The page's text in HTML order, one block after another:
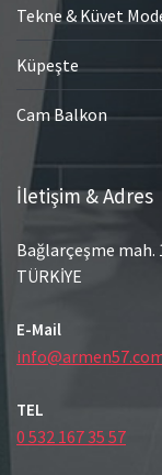
Tekne & Küvet
Küpeşte
Cam Balkon
İletişim & Adres
Bağlarçeşme mah.
TÜRKİYE
E-Mail
TEL
0 532 167 35 57